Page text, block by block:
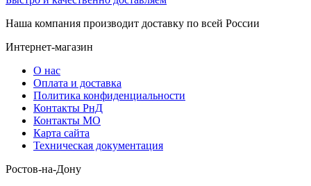
Наша компания производит доставку по всей России
Интернет-магазин
О нас
Оплата и доставка
Политика конфиденциальности
Контакты РнД
Контакты МО
Карта сайта
Техническая документация
Ростов-на-Дону